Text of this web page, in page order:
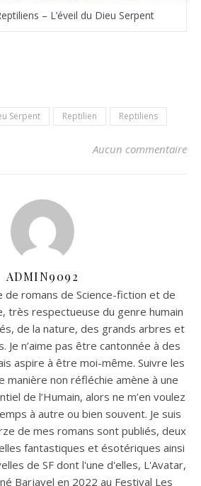
– L’éveil du Dieu Serpent
Serpent Reptilien Reptiliens
Aucun commentaire
ADMIN9092
de romans de Science-fiction et de
très respectueuse du genre humain
de la nature, des grands arbres et
Je n’aime pas être cantonnée à des
aspire à être moi-même. Suivre les
manière non réfléchie amène à une
de l’Humain, alors ne m’en voulez
à autre ou bien souvent. Je suis
de mes romans sont publiés, deux
fantastiques et ésotériques ainsi
de SF dont l'une d'elles, L'Avatar,
Barjavel en 2022 au Festival Les